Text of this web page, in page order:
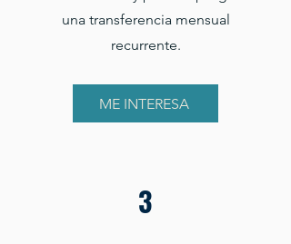
una transferencia mensual
recurrente.
ME INTERESA
3